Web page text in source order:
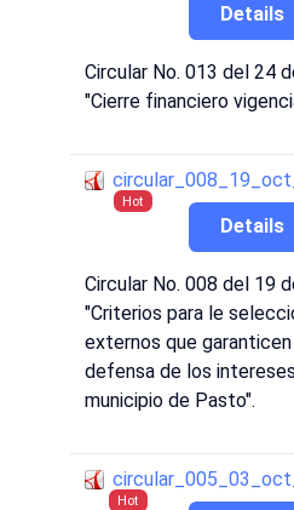
Details
Circular No. 013 del 24
"Cierre financiero
Hot
Details
Circular No. 008 del 19
"Criterios para le
externos que
defensa de los
municipio de Pasto".
Hot